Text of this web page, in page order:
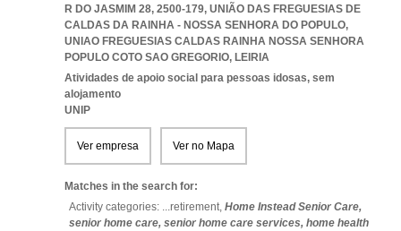
R DO JASMIM 28, 2500-179, UNIÃO DAS FREGUESIAS DE
CALDAS DA RAINHA - NOSSA SENHORA DO POPULO,
UNIAO FREGUESIAS CALDAS RAINHA NOSSA SENHORA
POPULO COTO SAO GREGORIO, LEIRIA
Atividades de apoio social para pessoas idosas, sem
alojamento
UNIP
Ver empresa Ver no Mapa
Matches in the search for:
Activity categories: ...retirement, Home Instead Senior Care,
senior home care, senior home care services, home health